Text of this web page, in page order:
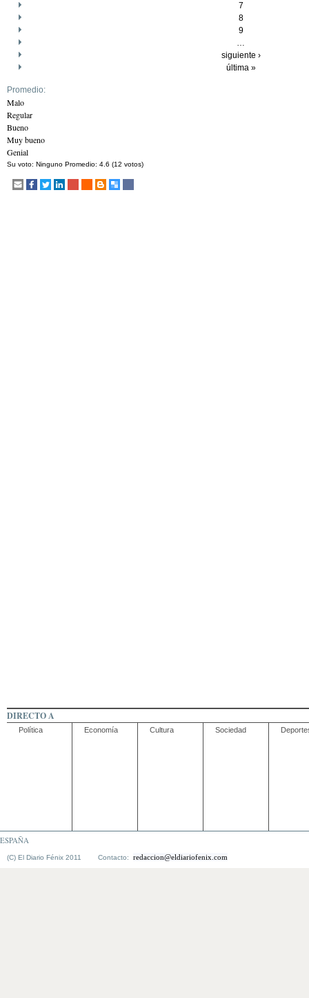
7
8
9
…
siguiente ›
última »
Promedio:
Malo
Regular
Bueno
Muy bueno
Genial
Su voto: Ninguno Promedio: 4.6 (12 votos)
DIRECTO A
Política Economía Cultura Sociedad
ESPAÑA
(C) El Diario Fénix 2011 Contacto: redaccion@eldiariofenix.com